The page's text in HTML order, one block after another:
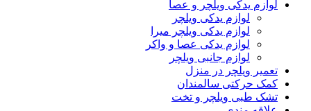
لوازم یدکی ویلچر و عصا
لوازم یدکی ویلچر
لوازم یدکی ویلچر میرا
لوازم یدکی عصا و واکر
لوازم جانبی ویلچر
تعمیر ویلچر در منزل
کمک حرکتی سالمندان
تشک طبی ویلچر و تخت